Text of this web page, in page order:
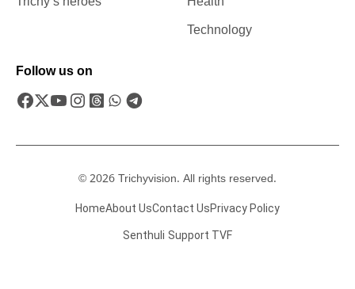
Technology
Follow us on
© 2026 Trichyvision. All rights reserved.
HomeAbout UsContact UsPrivacy Policy
Senthuli Support TVF